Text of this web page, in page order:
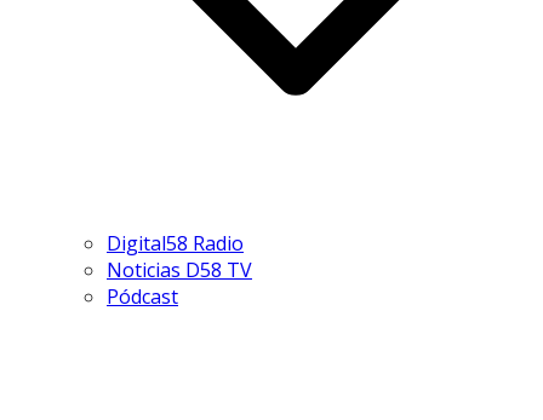
Digital58 Radio
Noticias D58 TV
Pódcast